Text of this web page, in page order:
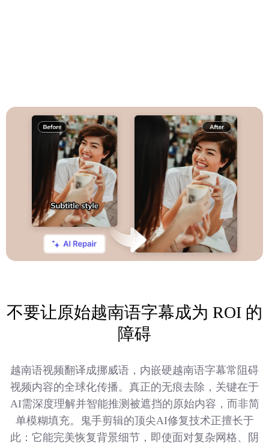
不要让原始越南语字幕成为 ROI 的
障碍
越南语视频翻译成挪威语，内嵌硬越南语字幕常阻碍
视频内容的全球化传播。真正的无痕去除，关键在于
AI需深度理解并智能推测被遮挡的原始内容，而非简
单模糊填充。鬼手剪辑的顶尖AI修复技术正擅长于
此：它能完美恢复背景细节，即使面对复杂网格、阴